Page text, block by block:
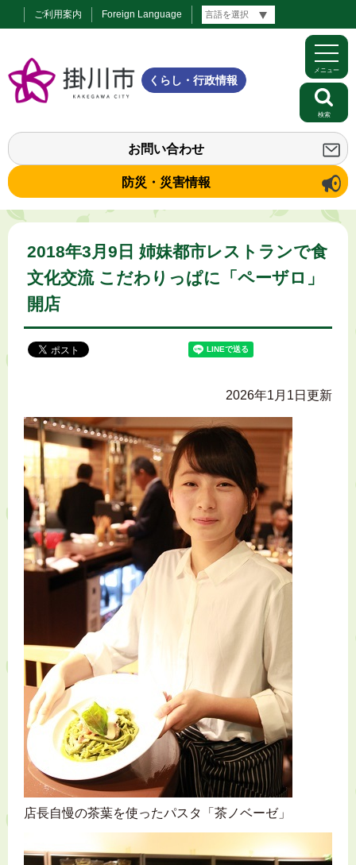
ご利用案内 Foreign Language
くらし・行政情報
お問い合わせ
防災・災害情報
メニュー
検索
2018年3月9日 姉妹都市レストランで食
文化交流 こだわりっぱに「ペーザロ」
開店
2026年1月1日更新
店長自慢の茶葉を使ったパスタ「茶ノベーゼ」